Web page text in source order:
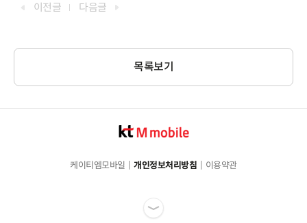
이전글 다음글
목록보기
케이티엠모바일 개인정보처리방침 이용약관